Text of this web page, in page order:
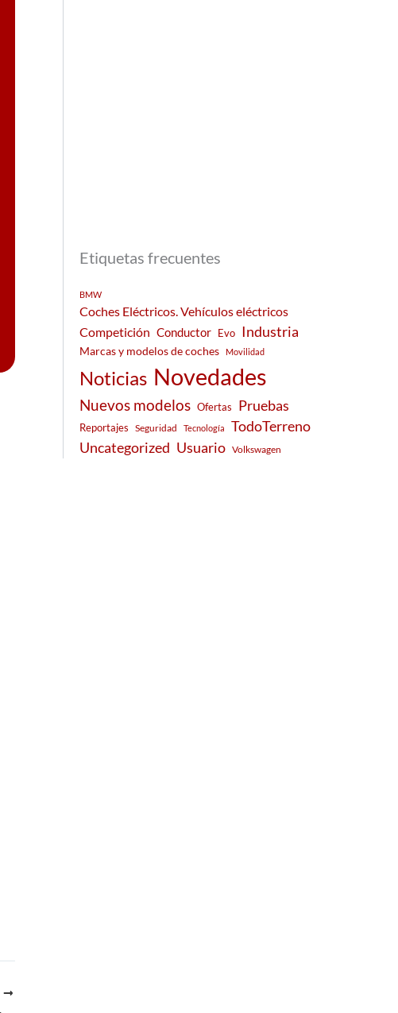
Etiquetas frecuentes
BMW
Coches Eléctricos. Vehículos eléctricos
Competición Conductor Evo Industria
Marcas y modelos de coches Movilidad
Noticias Novedades
Nuevos modelos Ofertas Pruebas
Reportajes Seguridad Tecnología
TodoTerreno
Uncategorized Usuario Volkswagen